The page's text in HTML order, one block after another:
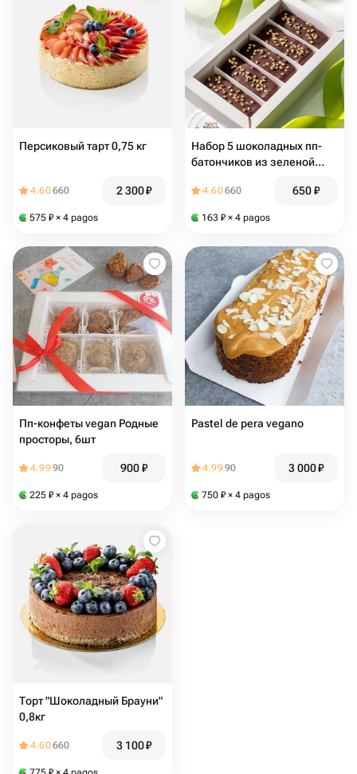
Персиковый тарт 0,75 кг
4.60660 2 300₽
575 ₽ × 4 pagos
Набор 5 шоколадных пп-
батончиков из зеленой
4.60660 650₽
163 ₽ × 4 pagos
Пп-конфеты vegan Родные
просторы, 6шт
4.9990 900₽
225 ₽ × 4 pagos
Pastel de pera vegano
4.9990 3 000₽
750 ₽ × 4 pagos
Торт "Шоколадный Брауни"
0,8кг
4.60660 3 100₽